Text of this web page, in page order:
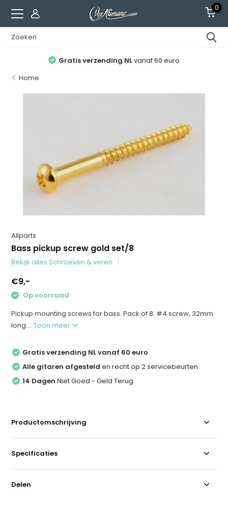
0
Gratis verzending NLvanaf 60 euro
Home
Allparts
Bass pickup screw gold set/8
Bekijk alles Schroeven & veren
€9,-
Op voorraad
Pickup mounting screws for bass. Pack of 8. #4 screw, 32mm
long....Toon meer
Gratis verzending NL vanaf 60 euro
Alle gitaren afgesteld en recht op 2 servicebeurten
14 Dagen Niet Goed - Geld Terug
Productomschrijving
Specificaties
Delen